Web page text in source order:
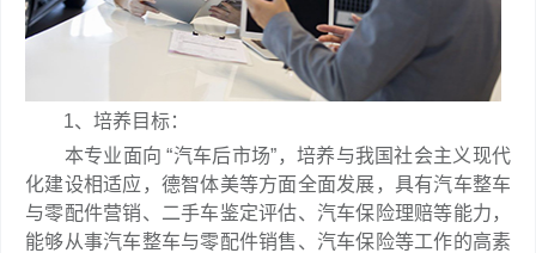
1、培养目标：
本专业面向 “汽车后市场”，培养与我国社会主义现代
化建设相适应，德智体美等方面全面发展，具有汽车整车
与零配件营销、二手车鉴定评估、汽车保险理赔等能力，
能够从事汽车整车与零配件销售、汽车保险等工作的高素